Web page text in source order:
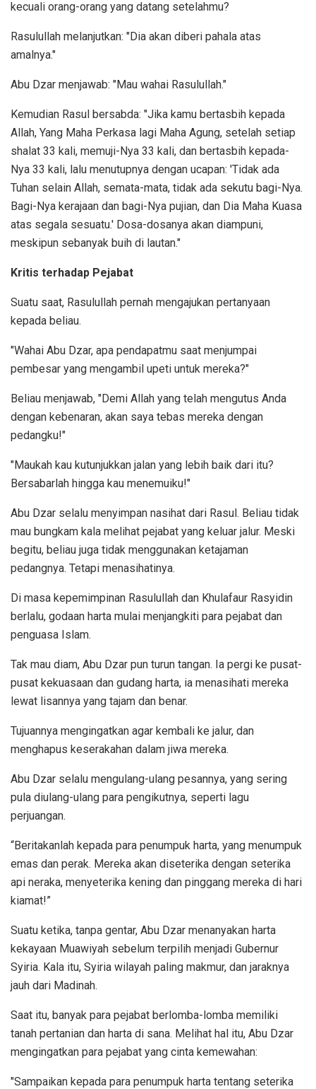
kecuali orang-orang yang datang setelahmu?
Rasulullah melanjutkan: "Dia akan diberi pahala atas
amalnya."
Abu Dzar menjawab: "Mau wahai Rasulullah."
Kemudian Rasul bersabda: "Jika kamu bertasbih kepada
Allah, Yang Maha Perkasa lagi Maha Agung, setelah setiap
shalat 33 kali, memuji-Nya 33 kali, dan bertasbih kepada-
Nya 33 kali, lalu menutupnya dengan ucapan: 'Tidak ada
Tuhan selain Allah, semata-mata, tidak ada sekutu bagi-Nya.
Bagi-Nya kerajaan dan bagi-Nya pujian, dan Dia Maha Kuasa
atas segala sesuatu.' Dosa-dosanya akan diampuni,
meskipun sebanyak buih di lautan."
Kritis terhadap Pejabat
Suatu saat, Rasulullah pernah mengajukan pertanyaan
kepada beliau.
"Wahai Abu Dzar, apa pendapatmu saat menjumpai
pembesar yang mengambil upeti untuk mereka?"
Beliau menjawab, "Demi Allah yang telah mengutus Anda
dengan kebenaran, akan saya tebas mereka dengan
pedangku!"
"Maukah kau kutunjukkan jalan yang lebih baik dari itu?
Bersabarlah hingga kau menemuiku!"
Abu Dzar selalu menyimpan nasihat dari Rasul. Beliau tidak
mau bungkam kala melihat pejabat yang keluar jalur. Meski
begitu, beliau juga tidak menggunakan ketajaman
pedangnya. Tetapi menasihatinya.
Di masa kepemimpinan Rasulullah dan Khulafaur Rasyidin
berlalu, godaan harta mulai menjangkiti para pejabat dan
penguasa Islam.
Tak mau diam, Abu Dzar pun turun tangan. Ia pergi ke pusat-
pusat kekuasaan dan gudang harta, ia menasihati mereka
lewat lisannya yang tajam dan benar.
Tujuannya mengingatkan agar kembali ke jalur, dan
menghapus keserakahan dalam jiwa mereka.
Abu Dzar selalu mengulang-ulang pesannya, yang sering
pula diulang-ulang para pengikutnya, seperti lagu
perjuangan.
“Beritakanlah kepada para penumpuk harta, yang menumpuk
emas dan perak. Mereka akan diseterika dengan seterika
api neraka, menyeterika kening dan pinggang mereka di hari
kiamat!”
Suatu ketika, tanpa gentar, Abu Dzar menanyakan harta
kekayaan Muawiyah sebelum terpilih menjadi Gubernur
Syiria. Kala itu, Syiria wilayah paling makmur, dan jaraknya
jauh dari Madinah.
Saat itu, banyak para pejabat berlomba-lomba memiliki
tanah pertanian dan harta di sana. Melihat hal itu, Abu Dzar
mengingatkan para pejabat yang cinta kemewahan:
"Sampaikan kepada para penumpuk harta tentang seterika